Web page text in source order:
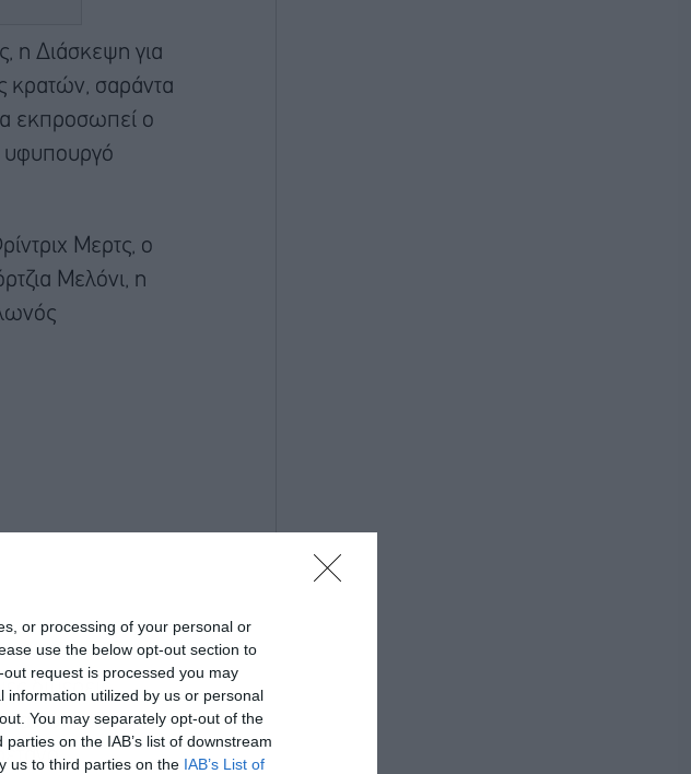
or processing of your personal or
use the below opt-out section to
request is processed you may
utilized by us or personal
You may separately opt-out of the
on the IAB’s list of downstream
us to third parties on the IAB’s List of
η Διάσκεψη για
κρατών, σαράντα
εκπροσωπεί ο
υφυπουργό
Μερτς, ο
Μελόνι, η
διμερείς
να συνδεθούν,